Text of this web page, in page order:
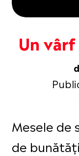
Un
Mesele de
de